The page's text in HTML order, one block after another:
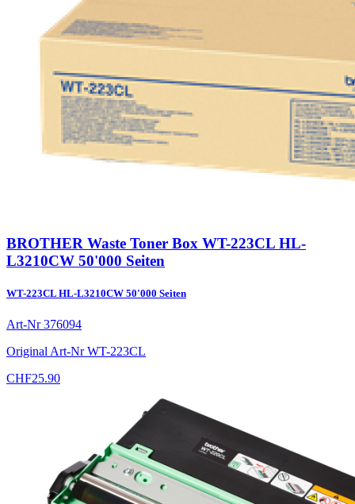
BROTHER Waste Toner Box WT-223CL HL-
L3210CW 50'000 Seiten
WT-223CL HL-L3210CW 50'000 Seiten
Art-Nr376094
Original Art-NrWT-223CL
CHF25.90